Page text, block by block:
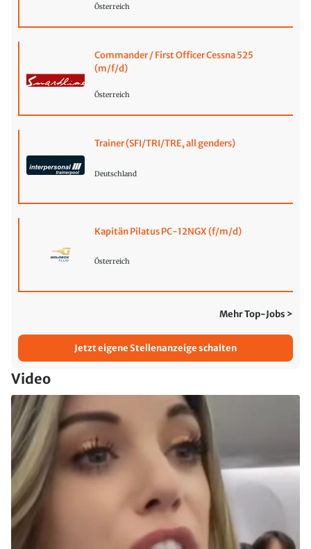
Österreich
Commander / First Officer Cessna 525
(m/f/d)
Österreich
Trainer (SFI/TRI/TRE, all genders)
Deutschland
Kapitän Pilatus PC-12NGX (f/m/d)
Österreich
Mehr Top-Jobs >
Jetzt eigene Stellenanzeige schalten
Video